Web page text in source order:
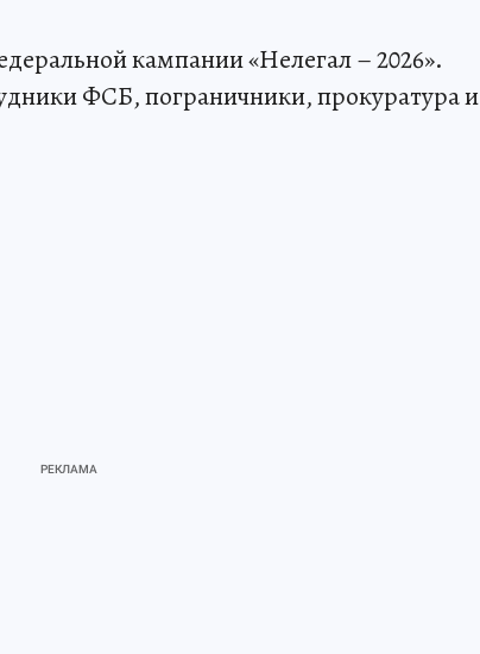
кампании «Нелегал – 2026».
ФСБ, пограничники, прокуратура и